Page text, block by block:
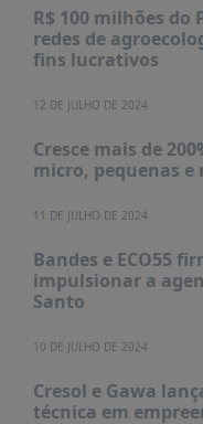
LIVROS
NOTÍCIAS
PRÊMIO
ABDE-
ABDE
DE
JORNALISMO
+
CONTATO
R$ 100 milhões
redes de
fins lucrativos
12 DE JULHO DE 2024
Cresce mais de
micro, pequenas e
11 DE JULHO DE 2024
Bandes e ECO55
impulsionar a
Santo
10 DE JULHO DE 2024
Cresol e Gawa
técnica em